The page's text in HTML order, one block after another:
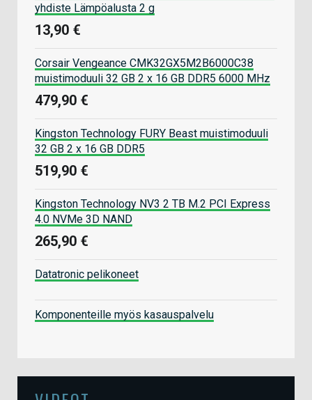
yhdiste Lämpöalusta 2 g
13,90 €
Corsair Vengeance CMK32GX5M2B6000C38
muistimoduuli 32 GB 2 x 16 GB DDR5 6000 MHz
479,90 €
Kingston Technology FURY Beast muistimoduuli
32 GB 2 x 16 GB DDR5
519,90 €
Kingston Technology NV3 2 TB M.2 PCI Express
4.0 NVMe 3D NAND
265,90 €
Datatronic pelikoneet
Komponenteille myös kasauspalvelu